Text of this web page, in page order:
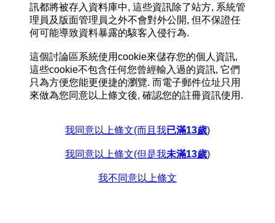
訊都將被存入資料庫中, 這些資訊除了站方, 系統管
理員及版面管理員之外不會對外公開, 但不保證任
何可能導致資料暴露的駭客入侵行為.
這個討論區系統使用cookie來儲存您的個人資訊,
這些cookie不包含任何您曾經輸入過的資訊, 它們
只為方便您能更便捷的瀏覽. 而電子郵件位址只用
來做為您同意以上條文後, 確認您的註冊資訊使用.
我同意以上條文(而且我已滿13歲)
我同意以上條文(但是我未滿13歲)
我不同意以上條文